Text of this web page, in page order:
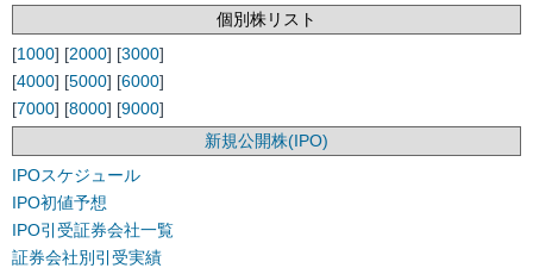
個別株リスト
[1000] [2000] [3000]
[4000] [5000] [6000]
[7000] [8000] [9000]
新規公開株(IPO)
IPOスケジュール
IPO初値予想
IPO引受証券会社一覧
証券会社別引受実績